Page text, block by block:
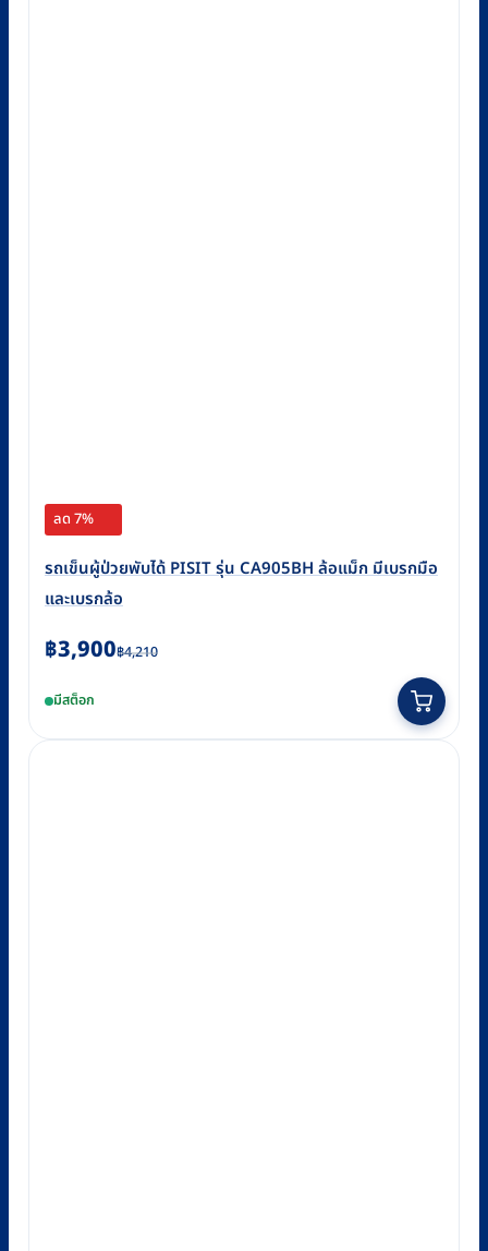
ลด 7%
รถเข็นผู้ป่วยพับได้ PISIT รุ่น CA905BH ล้อแม็ก มีเบรกมือ
และเบรกล้อ
฿4,210
Original
was:
฿4,210.
฿3,900
Current
is:
฿3,900.
มีสต็อก